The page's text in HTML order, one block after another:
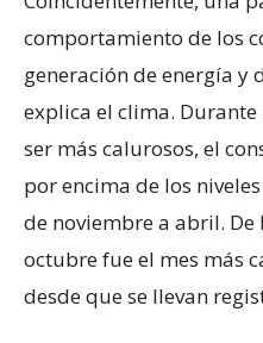
comportamiento de los
generación de energía y
explica el clima. Durante
ser más calurosos, el
por encima de los
de noviembre a abril. De
octubre fue el mes más
desde que se llevan